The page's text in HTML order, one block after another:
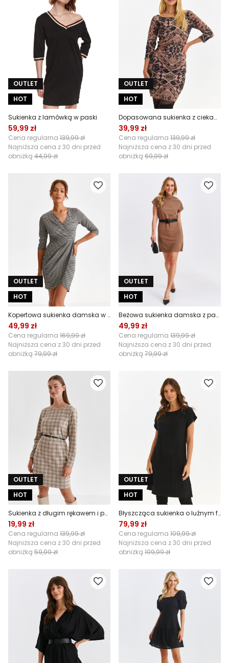
OUTLET
HOT
Sukienka z lamówką w paski
59,99 zł
Cena regularna 139,99 zł
Najniższa cena z 30 dni przed
obniżką 44,99 zł
OUTLET
HOT
Dopasowana sukienka z ciekawym wzorem
39,99 zł
Cena regularna 139,99 zł
Najniższa cena z 30 dni przed
obniżką 69,99 zł
OUTLET
HOT
Kopertowa sukienka damska w pepitkę
49,99 zł
Cena regularna 169,99 zł
Najniższa cena z 30 dni przed
obniżką 79,99 zł
OUTLET
HOT
Beżowa sukienka damska z paskiem
49,99 zł
Cena regularna 139,99 zł
Najniższa cena z 30 dni przed
obniżką 79,99 zł
OUTLET
HOT
Sukienka z długim rękawem i paskiem w talii
19,99 zł
Cena regularna 139,99 zł
Najniższa cena z 30 dni przed
obniżką 59,99 zł
OUTLET
HOT
Błyszcząca sukienka o luźnym fasonie
79,99 zł
Cena regularna 109,99 zł
Najniższa cena z 30 dni przed
obniżką 109,99 zł